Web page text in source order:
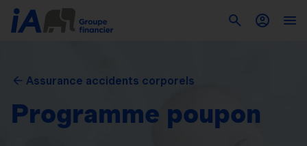
Assurance accidents corporels
Programme poupon